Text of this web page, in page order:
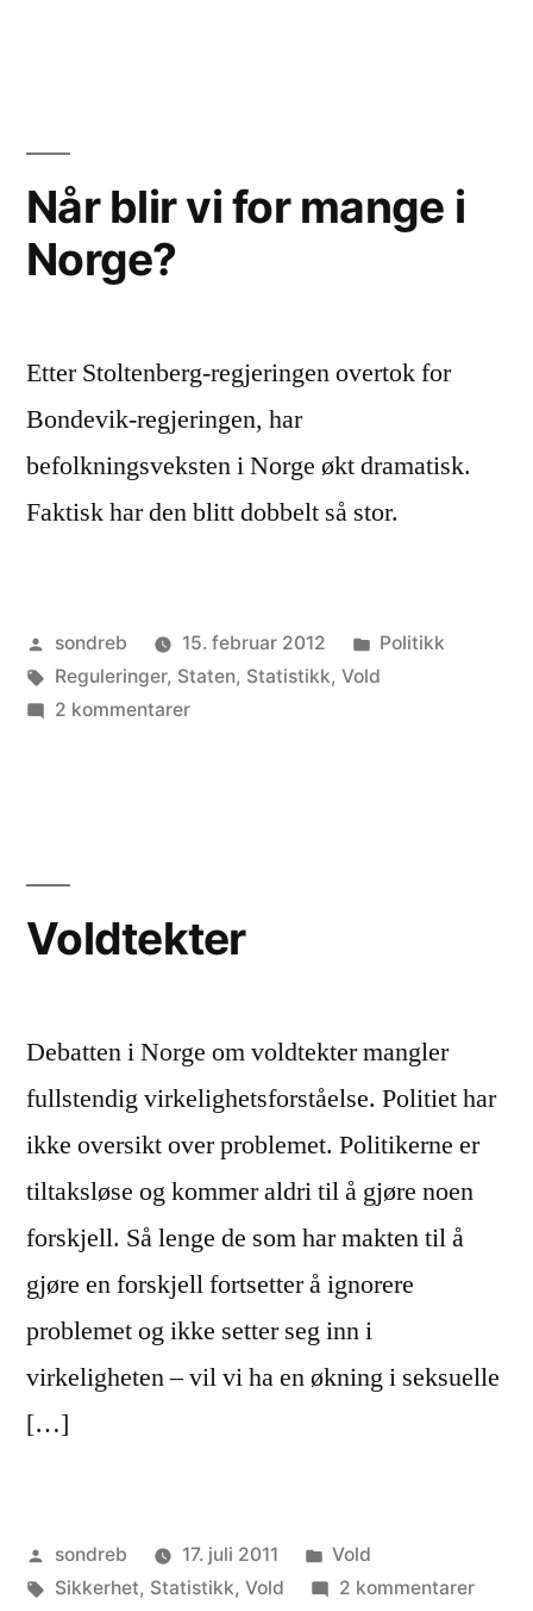
Når blir vi for mange i
Norge?
Etter Stoltenberg-regjeringen overtok for
Bondevik-regjeringen, har
befolkningsveksten i Norge økt dramatisk.
Faktisk har den blitt dobbelt så stor.
Publisert
av
sondreb 15. februar 2012
Publisert
i
Politikk
Stikkord:
Reguleringer, Staten, Statistikk, Vold
2 kommentarertil
Norge?
Voldtekter
Debatten i Norge om voldtekter mangler
fullstendig virkelighetsforståelse. Politiet har
ikke oversikt over problemet. Politikerne er
tiltaksløse og kommer aldri til å gjøre noen
forskjell. Så lenge de som har makten til å
gjøre en forskjell fortsetter å ignorere
problemet og ikke setter seg inn i
virkeligheten – vil vi ha en økning i seksuelle
[…]
Publisert
av
sondreb 17. juli 2011
Publisert
Vold
Stikkord:
Sikkerhet, Statistikk, Vold 2 kommentarertil